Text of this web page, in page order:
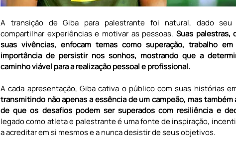
A transição de Giba para palestrante foi natural, dado
compartilhar experiências e motivar as pessoas. Suas palestras,
suas vivências, enfocam temas como superação, trabalho
importância de persistir nos sonhos, mostrando que a
caminho viável para a realização pessoal e profissional.
A cada apresentação, Giba cativa o público com suas histórias
transmitindo não apenas a essência de um campeão, mas também
de que os desafios podem ser superados com resiliência e
legado como atleta e palestrante é uma fonte de inspiração,
a acreditar em si mesmos e a nunca desistir de seus objetivos.